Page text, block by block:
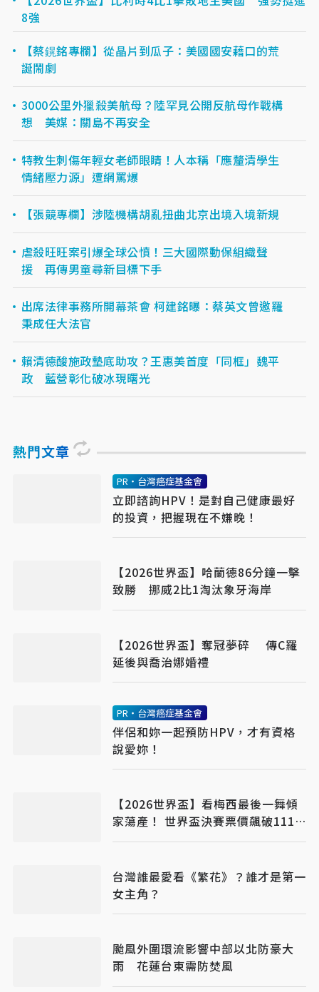
8強
【蔡鎤銘專欄】從晶片到瓜子：美國國安藉口的荒
誕鬧劇
3000公里外獵殺美航母？陸罕見公開反航母作戰構
想 美媒：關島不再安全
特教生刺傷年輕女老師眼睛！人本稱「應釐清學生
情緒壓力源」遭網罵爆
【張競專欄】涉陸機構胡亂扭曲北京出境入境新規
虐殺旺旺案引爆全球公憤！三大國際動保組織聲
援 再傳男童尋新目標下手
出席法律事務所開幕茶會 柯建銘曝：蔡英文曾邀羅
秉成任大法官
賴清德酸施政墊底助攻？王惠美首度「同框」魏平
政 藍營彰化破冰現曙光
熱門文章
PR・台灣癌症基金會
立即諮詢HPV！是對自己健康最好
的投資，把握現在不嫌晚！
【2026世界盃】哈蘭德86分鐘一擊
致勝 挪威2比1淘汰象牙海岸
【2026世界盃】奪冠夢碎 傳C羅
延後與喬治娜婚禮
PR・台灣癌症基金會
伴侶和妳一起預防HPV，才有資格
說愛妳！
【2026世界盃】看梅西最後一舞傾
家蕩產！ 世界盃決賽票價飆破111
萬 天價背後三大原因曝
台灣誰最愛看《繁花》？誰才是第一
女主角？
颱風外圍環流影響中部以北防豪大
雨 花蓮台東需防焚風